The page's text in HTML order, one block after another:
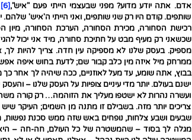
אדם. אתה יודע מדוע? מפני שבעצמי הייתי פעם "איש",[6]
שותפים. קודם היו רק שני שותפים, ואני הייתי ה'איש'
רכישת הסחורה, מכירת הסחורה, הערכת הסחורה, מיון
שכשאני רק מעיף מבט על חתיכת סחורה, מיד אני יכול
מספיק. בעסק שלנו לא מספיקה עין חדה. צריך להיות
ממרחק מיל איזה מין כלב קבור שם; לדעת בחוש איפה
בבוץ, אתה שומע, עד מעל לאוזניים, ככה שיהיה לך אחר כך
ישנם בעולם. יותר מדי עיניים צופיות על העסק שלנו –
ועשרה נהרות לא ישטפו מעליך את הזוהמה… רק קורה משהו
צריכים יותר מזה. בשבילם זו מתנה מן השמים; העיקר
שבעים ושבע צלחות, נופחים באש שזה ממש סכנת
מגלה לך בסוד – שהמשטרה של כל העולם, חה-חה – היא